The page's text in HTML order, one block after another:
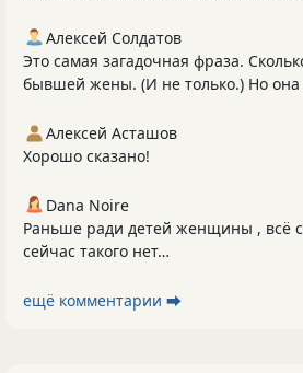
Алексей Солдатов
Это самая загадочная фраза.
бывшей жены. (И не только.) Но она
Алексей Асташов
Хорошо сказано!
Dana Noire
Раньше ради детей женщины , всё
сейчас такого нет…
ещё комментарии ⮕